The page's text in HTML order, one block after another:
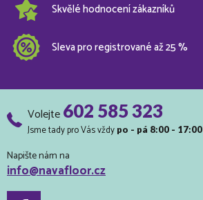
Skvělé hodnocení zákazníků
Sleva pro registrované až 25 %
Volejte602 585 323
Jsme tady pro Vás vždy po - pá 8:00 - 17:00
Napište nám na
info@navafloor.cz